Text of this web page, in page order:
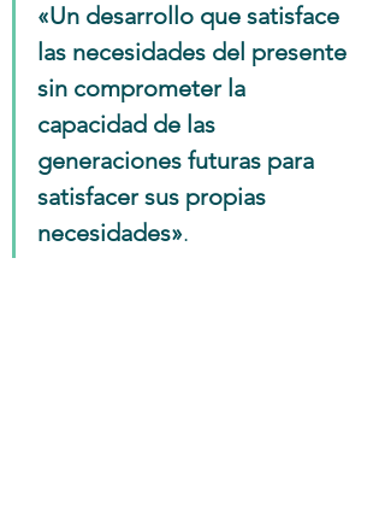
«Un desarrollo que satisface
las necesidades del presente
sin comprometer la
capacidad de las
generaciones futuras para
satisfacer sus propias
necesidades».